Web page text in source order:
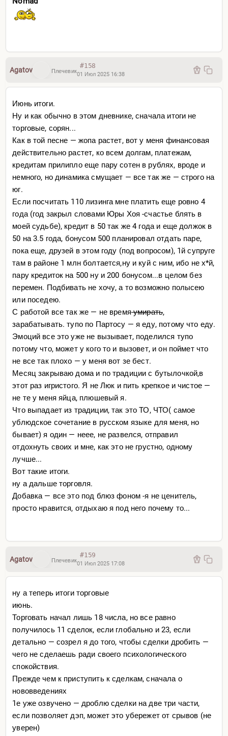
Agatov Плечевик
#158
01 Июл 2025 16:38
Июнь итоги.
Ну и как обычно в этом дневнике, сначала итоги не
торговые, сорян...
Как в той песне — жопа растет, вот у меня финансовая
действительно растет, ко всем долгам, платежам,
кредитам прилипло еще пару сотен в рублях, вроде и
немного, но динамика смущает — все так же — строго на
юг.
Если посчитать 110 лизинга мне платить еще ровно 4
года (год закрыл словами Юры Хоя -счастье блять в
моей судьбе), кредит в 50 так же 4 года и еще должок в
50 на 3.5 года, бонусом 500 планировал отдать паре,
пока еще, друзей в этом году (под вопросом), 1й супруге
там в районе 1 млн болтается,ну и куй с ним, ибо не х*й,
пару кредиток на 500 ну и 200 бонусом...в целом без
перемен. Подбивать не хочу, а то возможно полысею
или поседею.
С работой все так же — не времяумирать,
зарабатывать. тупо по Партосу — я еду, потому что еду.
Эмоций все это уже не вызывает, поделился тупо
потому что, может у кого то и вызовет, и он поймет что
не все так плохо — у меня вот зе бест.
Месяц закрываю дома и по традиции с бутылочкой,в
этот раз игристого. Я не Люк и пить крепкое и чистое —
не те у меня яйца, плюшевый я.
Что выпадает из традиции, так это ТО, ЧТО( самое
ублюдское сочетание в русском языке для меня, но
бывает) я один — неее, не развелся, отправил
отдохнуть своих и мне, как это не грустно, одному
лучше...
Вот такие итоги.
ну а дальше торговля.
Добавка — все это под блюз фоном -я не ценитель,
просто нравится, отдыхаю я под него почему то...
Agatov Плечевик
#159
01 Июл 2025 17:08
ну а теперь итоги торговые
июнь.
Торговать начал лишь 18 числа, но все равно
получилось 11 сделок, если глобально и 23, если
детально — созрел я до того, чтобы сделки дробить —
чего не сделаешь ради своего психологического
спокойствия.
Прежде чем к приступить к сделкам, сначала о
нововведениях
1е уже озвучено — дроблю сделки на две три части,
если позволяет дэп, может это убережет от срывов (не
уверен)